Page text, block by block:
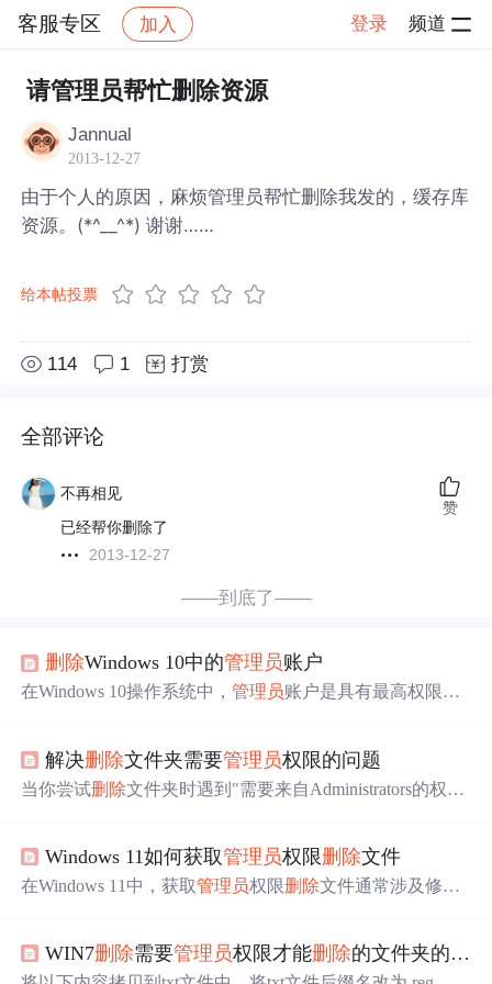
客服专区 加入 登录 频道
社区 客服专区 帖子详情
请管理员帮忙删除资源
Jannual
2013-12-27
由于个人的原因，麻烦管理员帮忙删除我发的，缓存库
资源。(*^__^*) 谢谢……
给本帖投票
114 1 打赏
全部评论
不再相见
已经帮你删除了
2013-12-27
赞
——到底了——
删除Windows 10中的管理员账户
在Windows 10操作系统中，管理员账户是具有最高权限的
此在执行此操作之前，请确保您不再需要该账户。在执行
步骤 3 之后，系统将显示一个确认对话框以确保您要删除
谨慎使用该命令，并确保您要删除的是正确的账户。
意，在执行
删除 管理员 账户之前，确保您是以另一个 管理
员 账户登录的。希望这些步骤对您有所帮助！
解决删除文件夹需要管理员权限的问题
当你尝试删除文件夹时遇到"需要来自Administrators的权
Windows 11如何获取管理员权限删除文件
在Windows 11中，获取管理员权限删除文件通常涉及修改
种方法都有其适用的场景和优缺点，你可以根据自己的需
求和偏好选择最适合的方法。重要的是，在修改文件权限
WIN7删除需要管理员权限才能删除的文件夹的方法